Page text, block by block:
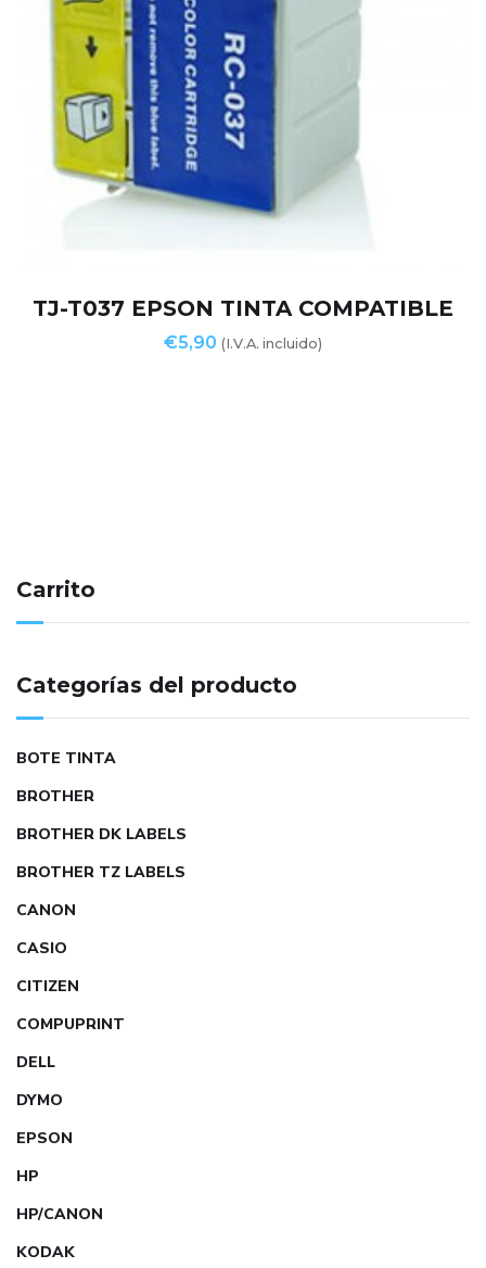
TJ-T037 EPSON TINTA COMPATIBLE
€5,90 (I.V.A. incluido)
Carrito
Categorías del producto
BOTE TINTA
BROTHER
BROTHER DK LABELS
BROTHER TZ LABELS
CANON
CASIO
CITIZEN
COMPUPRINT
DELL
DYMO
EPSON
HP
HP/CANON
KODAK